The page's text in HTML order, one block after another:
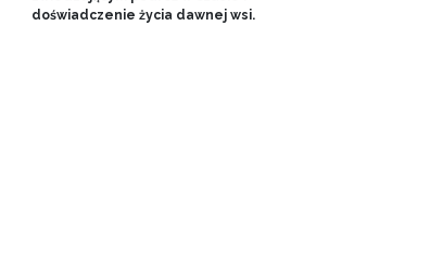
doświadczenie życia dawnej wsi.